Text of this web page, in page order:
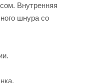
Внутренняя
шнура со